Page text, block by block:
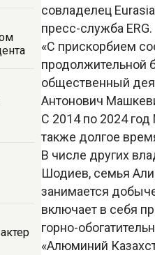
совладелец
пресс-служба ERG.
«С прискорбием
продолжительной
общественный
Антонович
С 2014 по 2024
также долгое
В числе других
Шодиев, семья
занимается
включает в себя
горно-
«Алюминий